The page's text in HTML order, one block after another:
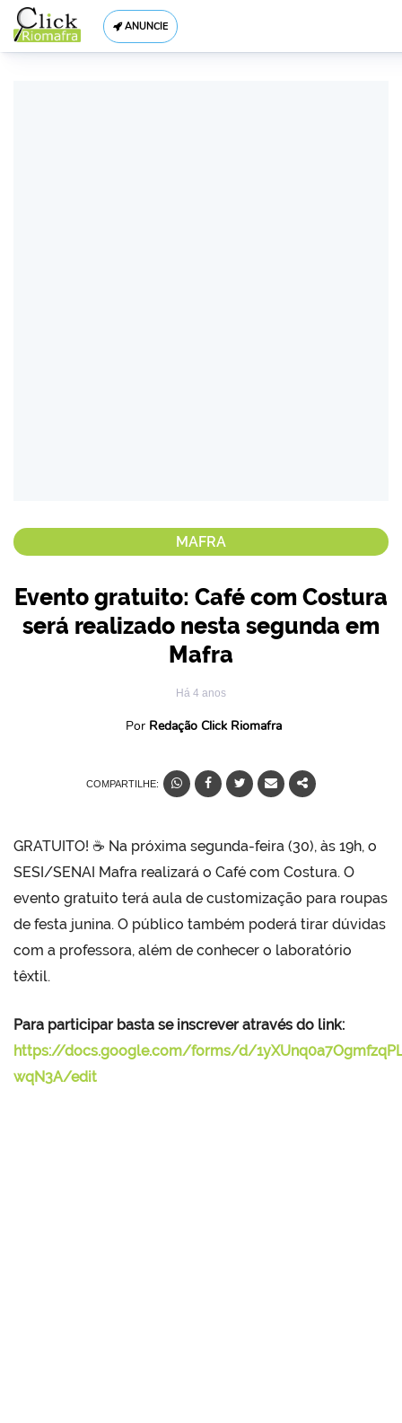
ANUNCIE
MAFRA
Evento gratuito: Café com Costura
será realizado nesta segunda em
Mafra
Há 4 anos
Por Redação Click Riomafra
COMPARTILHE:
GRATUITO! ☕ Na próxima segunda-feira (30), às 19h, o
SESI/SENAI Mafra realizará o Café com Costura. O
evento gratuito terá aula de customização para roupas
de festa junina. O público também poderá tirar dúvidas
com a professora, além de conhecer o laboratório
têxtil.
Para participar basta se inscrever através do link:
https://docs.google.com/forms/d/
wqN3A/edit